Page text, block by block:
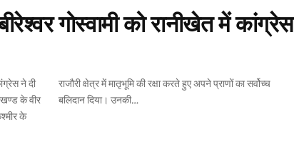
गोस्वामी को रानीखेत में कांग्रेस
ने दी
के वीर
के
सर्वोच्च
बलिदान दिया। उनकी…